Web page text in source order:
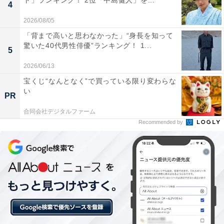
1位：松たか子／81票
4
2026/08/05
5
「背まで高いと思わなかった」“身長を知って
驚いた40代男性俳優”ランキング！ 1...
2026/06/13
PR
宝くじ“なんとなく”で買っている限り変わらな
い
合同会社デジタルファーム
Recommended by